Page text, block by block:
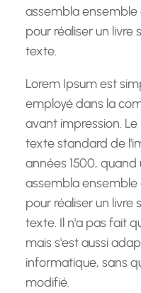
assembla
pour réaliser un
texte.
Lorem Ipsum est
employé dans la
avant impression.
texte standard de
années 1500,
assembla
pour réaliser un
texte. Il n'a pas fait
mais s'est aussi
informatique, sans
modifié.